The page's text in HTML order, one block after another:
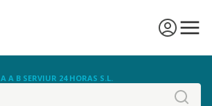
A A B SERVIUR 24 HORAS S.L.